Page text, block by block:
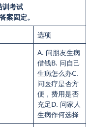
训考试
案固定。
选项
A. 问朋友生病
借钱B. 问自己
生病怎么办C.
问医疗是否方
便，费用是否
充足D. 问家人
生病作何选择